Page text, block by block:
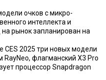
очков с микро-
интеллекта и
рынок запланирован на
CES 2025 три новых модели
RayNeo, флагманский X3 Pro
процессор Snapdragon